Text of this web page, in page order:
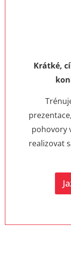
Krátké,
pohovory
realizovat